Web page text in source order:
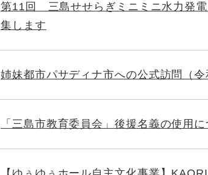
第11回 三島せせらぎミニミニ水力発
集します
姉妹都市パサディナ市への公式訪問（令
「三島市教育委員会」後援名義の使用に